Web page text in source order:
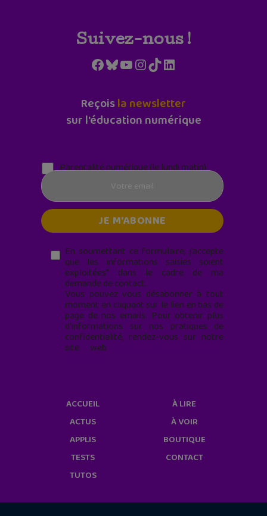
Suivez-nous !
Facebook
Bluesky
YouTube
Instagram
TikTokLinkedIn
Reçoisla newsletter
sur l'éducation numérique
Parentalité numérique (le lundi matin)
En soumettant ce formulaire, j’accepte
que les informations saisies soient
exploitées* dans le cadre de ma
demande de contact.
Vous pouvez vous désabonner à tout
moment en cliquant sur le lien en bas de
page de nos emails. Pour obtenir plus
d'informations sur nos pratiques de
confidentialité, rendez-vous sur notre
site web
ACCUEIL
ACTUS
APPLIS
TESTS
TUTOS
À LIRE
À VOIR
BOUTIQUE
CONTACT